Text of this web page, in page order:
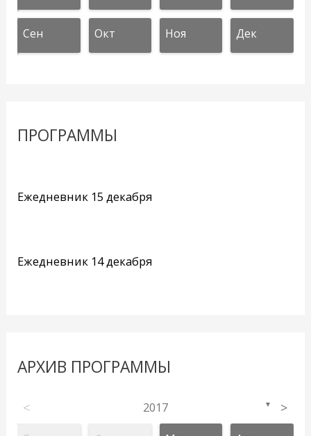
Сен Окт Ноя Дек
ПРОГРАММЫ
Ежедневник 15 декабря
Ежедневник 14 декабря
АРХИВ ПРОГРАММЫ
< 2017 ▼ >